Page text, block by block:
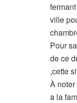
ville
Pour
de ce
,cette
À
a la